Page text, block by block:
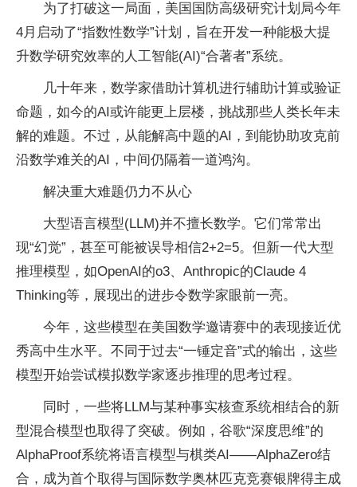
为了打破这一局面，美国国防高级研究计划局今年
4月启动了“指数性数学”计划，旨在开发一种能极大提
升数学研究效率的人工智能(AI)“合著者”系统。
几十年来，数学家借助计算机进行辅助计算或验证
命题，如今的AI或许能更上层楼，挑战那些人类长年未
解的难题。不过，从能解高中题的AI，到能协助攻克前
沿数学难关的AI，中间仍隔着一道鸿沟。
解决重大难题仍力不从心
大型语言模型(LLM)并不擅长数学。它们常常出
现“幻觉”，甚至可能被误导相信2+2=5。但新一代大型
推理模型，如OpenAI的o3、Anthropic的Claude 4
Thinking等，展现出的进步令数学家眼前一亮。
今年，这些模型在美国数学邀请赛中的表现接近优
秀高中生水平。不同于过去“一锤定音”式的输出，这些
模型开始尝试模拟数学家逐步推理的思考过程。
同时，一些将LLM与某种事实核查系统相结合的新
型混合模型也取得了突破。例如，谷歌“深度思维”的
AlphaProof系统将语言模型与棋类AI——AlphaZero结
合，成为首个取得与国际数学奥林匹克竞赛银牌得主成